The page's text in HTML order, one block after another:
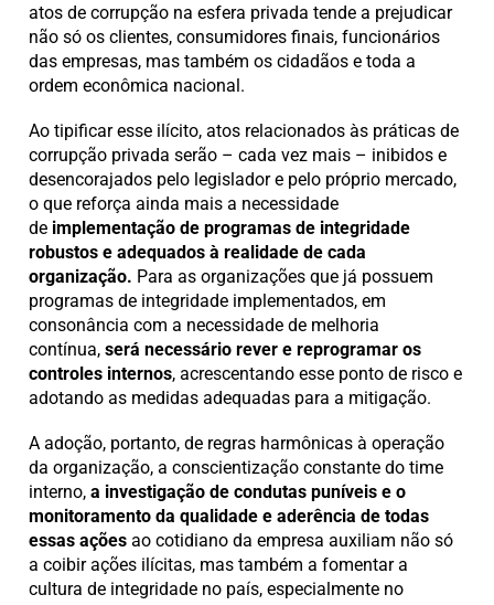
atos de corrupção na esfera privada tende a prejudicar
não só os clientes, consumidores finais, funcionários
das empresas, mas também os cidadãos e toda a
ordem econômica nacional.
Ao tipificar esse ilícito, atos relacionados às práticas de
corrupção privada serão – cada vez mais – inibidos e
desencorajados pelo legislador e pelo próprio mercado,
o que reforça ainda mais a necessidade
de implementação de programas de integridade
robustos e adequados à realidade de cada
organização. Para as organizações que já possuem
programas de integridade implementados, em
consonância com a necessidade de melhoria
contínua, será necessário rever e reprogramar os
controles internos, acrescentando esse ponto de risco e
adotando as medidas adequadas para a mitigação.
A adoção, portanto, de regras harmônicas à operação
da organização, a conscientização constante do time
interno, a investigação de condutas puníveis e o
monitoramento da qualidade e aderência de todas
essas ações ao cotidiano da empresa auxiliam não só
a coibir ações ilícitas, mas também a fomentar a
cultura de integridade no país, especialmente no